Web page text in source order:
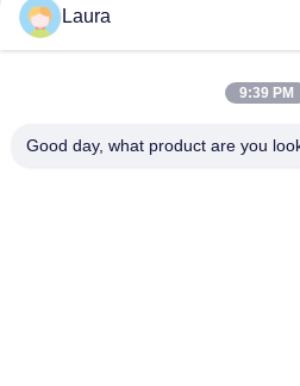
C9200L-48P-4G-E, Cisco Catalyst
4x1G Uplink Network Essentials
C9200L-48T-4X-E, Cisco Catalyst
Laura
9:39 PM
Good day, what product are you